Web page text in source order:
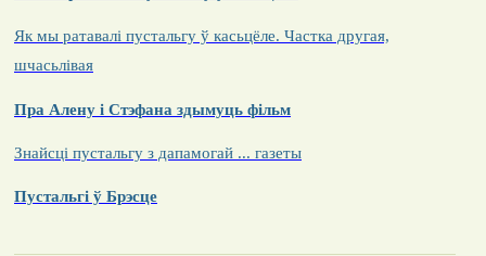
Як мы ратавалі пустальгу ў касьцёле. Частка другая,
шчасьлівая
Пра Алену і Стэфана здымуць фільм
Знайсці пустальгу з дапамогай ... газеты
Пустальгі ў Брэсце